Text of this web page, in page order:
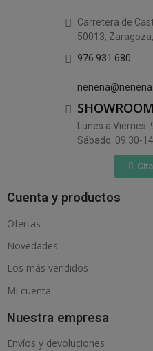
Carretera de
50013,
976 931 680
SHOWROOM
Lunes a
Sábado: 09:30-
Cuenta y productos
Ofertas
Novedades
Los más vendidos
Mi cuenta
Nuestra empresa
Envíos y devoluciones